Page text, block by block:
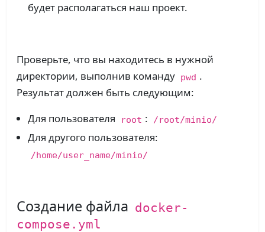
будет располагаться наш проект.
Проверьте, что вы находитесь в нужной
директории, выполнив команду pwd .
Результат должен быть следующим:
Для пользователя
root : /root/minio/
Для другого пользователя:
/home/user_name/minio/
Создание файла docker-
compose.yml